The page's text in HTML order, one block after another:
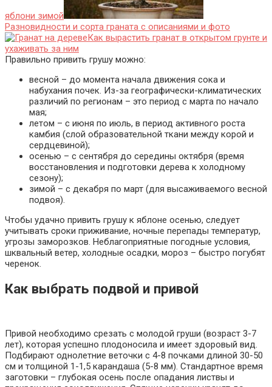
яблони зимой
Разновидности и сорта граната с описаниями и фото
Как вырастить гранат в открытом грунте и
ухаживать за ним
Правильно привить грушу можно:
весной – до момента начала движения сока и
набухания почек. Из-за географически-климатических
различий по регионам – это период с марта по начало
мая;
летом – с июня по июль, в период активного роста
камбия (слой образовательной ткани между корой и
сердцевиной);
осенью – с сентября до середины октября (время
восстановления и подготовки дерева к холодному
сезону);
зимой – с декабря по март (для высаживаемого весной
подвоя).
Чтобы удачно привить грушу к яблоне осенью, следует
учитывать сроки приживание, ночные перепады температур,
угрозы заморозков. Неблагоприятные погодные условия,
шквальный ветер, холодные осадки, мороз – быстро погубят
черенок.
Как выбрать подвой и привой
Привой необходимо срезать с молодой груши (возраст 3-7
лет), которая успешно плодоносила и имеет здоровый вид.
Подбирают однолетние веточки с 4-8 почками длиной 30-50
см и толщиной 1-1,5 карандаша (5-8 мм). Стандартное время
заготовки – глубокая осень после опадания листвы и